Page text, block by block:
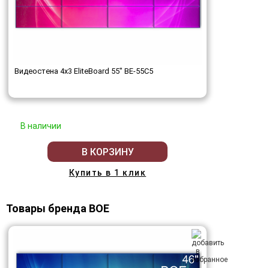
Видеостена 4x3 EliteBoard 55" BE-55C5
В наличии
В КОРЗИНУ
Купить в 1 клик
Товары бренда BOE